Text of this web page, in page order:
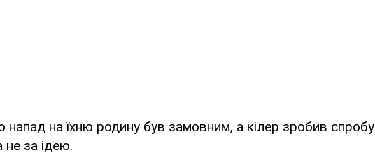
напад на їхню родину був замовним, а кілер зробив спробу
не за ідею.